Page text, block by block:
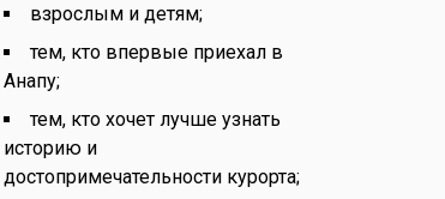
взрослым и детям;
тем, кто впервые приехал в
Анапу;
тем, кто хочет лучше узнать
историю и
достопримечательности курорта;